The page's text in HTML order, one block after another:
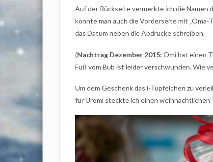
Auf der Rückseite vermerkte ich die Namen
könnte man auch die Vorderseite mit „Oma-
das Datum neben die Abdrücke schreiben.
(Nachtrag Dezember 2015: Omi hat einen
Fuß vom Bub ist leider verschwunden. Wie
Um dem Geschenk das i-Tüpfelchen zu
für Uromi steckte ich einen